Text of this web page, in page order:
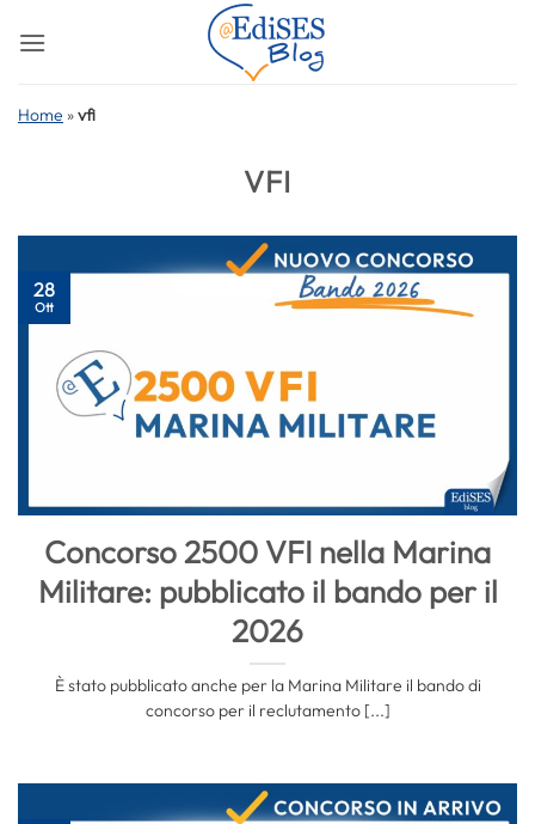
Home »vfi
VFI
Concorso 2500 VFI nella Marina
Militare: pubblicato il bando per il
2026
È stato pubblicato anche per la Marina Militare il bando di
concorso per il reclutamento [...]
28
Ott